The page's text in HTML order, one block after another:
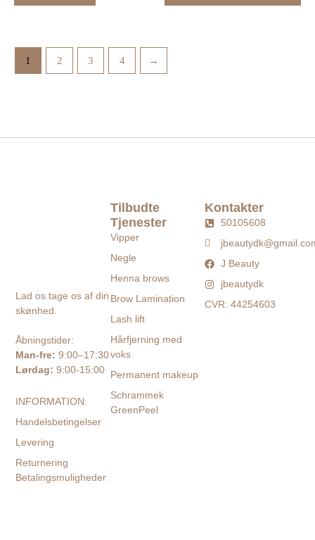
1 2 3 4 →
Lad os tage os af din
skønhed.
Åbningstider:
Man-fre:9:00–17:30
Lørdag: 9:00-15:00
INFORMATION:
Handelsbetingelser
Levering
Returnering
Betalingsmuligheder
Tilbudte
Tjenester
Vipper
Negle
Henna brows
Brow Lamination
Lash lift
Hårfjerning med
voks
Permanent makeup
Schrammek
GreenPeel
Kontakter
50105608
J Beauty
jbeautydk
CVR: 44254603